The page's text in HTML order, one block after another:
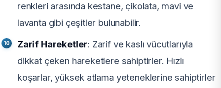
renkleri arasında kestane, çikolata, mavi ve
lavanta gibi çeşitler bulunabilir.
Zarif Hareketler: Zarif ve kaslı vücutlarıyla
dikkat çeken hareketlere sahiptirler. Hızlı
koşarlar, yüksek atlama yeteneklerine sahiptirler